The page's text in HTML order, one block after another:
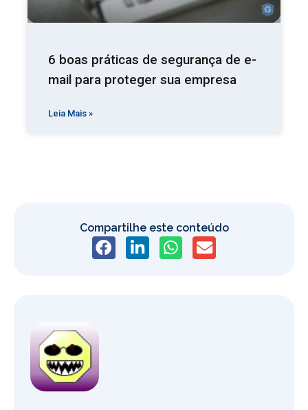
6 boas práticas de segurança de e-
mail para proteger sua empresa
Leia Mais »
Compartilhe este conteúdo